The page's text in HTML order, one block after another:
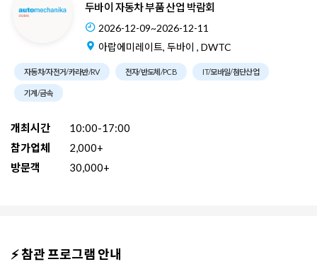
두바이 자동차 부품 산업 박람회
2026-12-09~2026-12-11
아랍에미레이트, 두바이 , DWTC
자동차/자전거/카라반/RV 전자/반도체/PCB IT/모바일/첨단산업
기계/금속
개최시간
10:00-17:00
참가업체
2,000+
방문객
30,000+
⚡ 참관 프로그램 안내